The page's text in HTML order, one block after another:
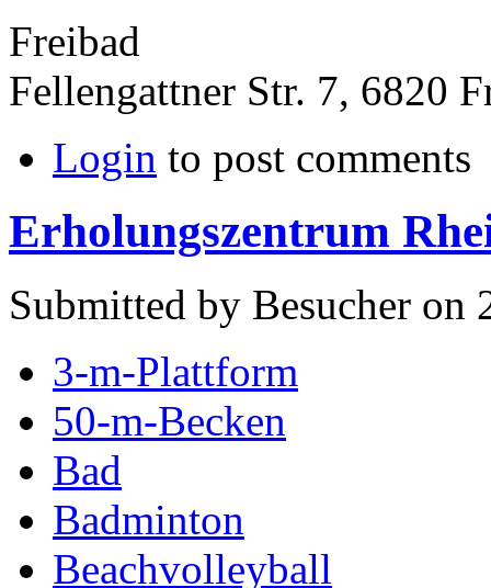
Freibad
Fellengattner Str. 7, 6820
Login to post comments
Erholungszentrum
Submitted by Besucher on
3-m-Plattform
50-m-Becken
Bad
Badminton
Beachvolleyball